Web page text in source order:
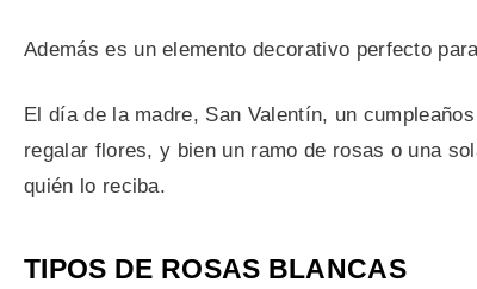
Además es un elemento decorativo perfecto
El día de la madre, San Valentín, un
regalar flores, y bien un ramo de rosas o una
quién lo reciba.
TIPOS DE ROSAS BLANCAS